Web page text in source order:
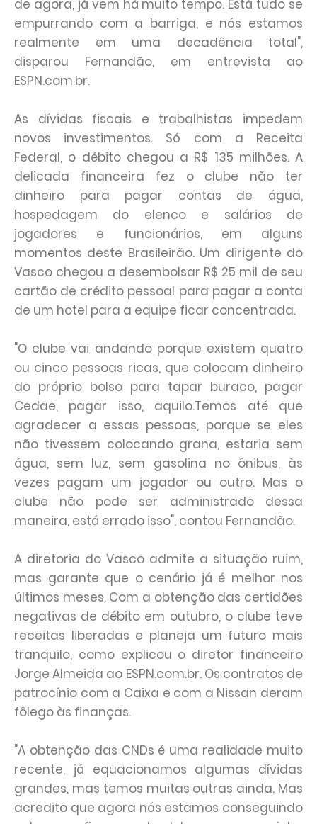
de agora, já vem há muito tempo. Está tudo se
empurrando com a barriga, e nós estamos
realmente em uma decadência total",
disparou Fernandão, em entrevista ao
ESPN.com.br.
As dívidas fiscais e trabalhistas impedem
novos investimentos. Só com a Receita
Federal, o débito chegou a R$ 135 milhões. A
delicada financeira fez o clube não ter
dinheiro para pagar contas de água,
hospedagem do elenco e salários de
jogadores e funcionários, em alguns
momentos deste Brasileirão. Um dirigente do
Vasco chegou a desembolsar R$ 25 mil de seu
cartão de crédito pessoal para pagar a conta
de um hotel para a equipe ficar concentrada.
"O clube vai andando porque existem quatro
ou cinco pessoas ricas, que colocam dinheiro
do próprio bolso para tapar buraco, pagar
Cedae, pagar isso, aquilo.Temos até que
agradecer a essas pessoas, porque se eles
não tivessem colocando grana, estaria sem
água, sem luz, sem gasolina no ônibus, às
vezes pagam um jogador ou outro. Mas o
clube não pode ser administrado dessa
maneira, está errado isso", contou Fernandão.
A diretoria do Vasco admite a situação ruim,
mas garante que o cenário já é melhor nos
últimos meses. Com a obtenção das certidões
negativas de débito em outubro, o clube teve
receitas liberadas e planeja um futuro mais
tranquilo, como explicou o diretor financeiro
Jorge Almeida ao ESPN.com.br. Os contratos de
patrocínio com a Caixa e com a Nissan deram
fôlego às finanças.
"A obtenção das CNDs é uma realidade muito
recente, já equacionamos algumas dívidas
grandes, mas temos muitas outras ainda. Mas
acredito que agora nós estamos conseguindo